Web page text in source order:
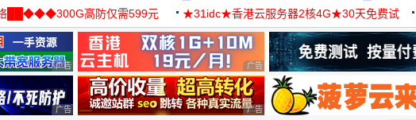
██◆◆◆300G高防仅需599元
★31idc★香港云服务器2核4G★30天免费试
用◆
广告 商业广告，理性选择 广告 商业广告，理性选择
广告 商业广告，理性选择 广告 商业广告，理性选择